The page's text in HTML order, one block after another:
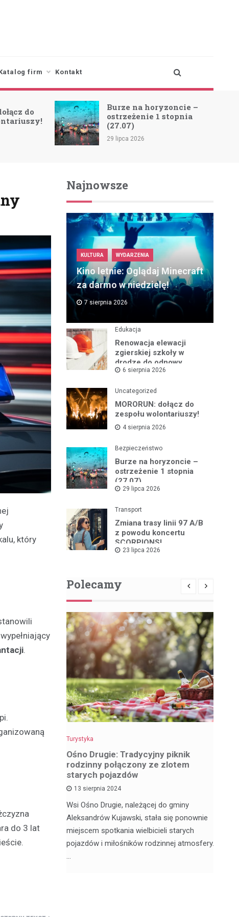
firm Kontakt
do
Burze na horyzoncie –
ostrzeżenie 1 stopnia
(27.07)
29 lipca 2026
który
.
do 3 lat
Najnowsze
KULTURA WYDARZENIA
Kino letnie: Oglądaj Minecraft
za darmo w niedzielę!
7 sierpnia 2026
Edukacja
Renowacja elewacji
zgierskiej szkoły w
drodze do odnowy
zabytku
6 sierpnia 2026
Uncategorized
MORORUN: dołącz do
zespołu wolontariuszy!
4 sierpnia 2026
Bezpieczeństwo
Burze na horyzoncie –
ostrzeżenie 1 stopnia
(27.07)
29 lipca 2026
Transport
Zmiana trasy linii 97 A/B
z powodu koncertu
SCORPIONS!
23 lipca 2026
Polecamy
Nie
Łódzkim,
Turystyka
Ośno Drugie: Tradycyjny piknik
rodzinny połączony ze zlotem
starych pojazdów
13 sierpnia 2024
Wsi Ośno Drugie, należącej do gminy
Aleksandrów Kujawski, stała się ponownie
miejscem spotkania wielbicieli starych
pojazdów i miłośników rodzinnej atmosfery.